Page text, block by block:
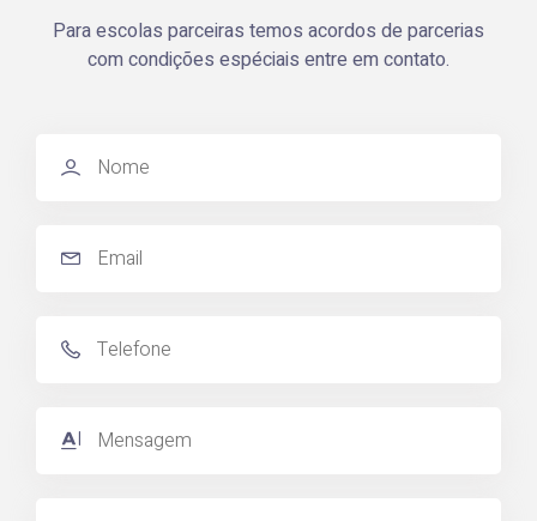
Para escolas parceiras temos acordos de parcerias
com condições espéciais entre em contato.